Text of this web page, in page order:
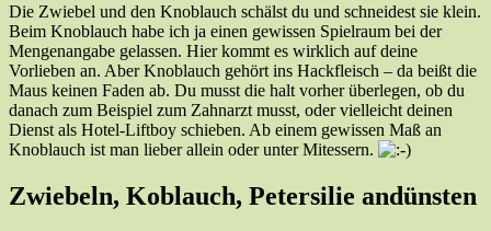
Die Zwiebel und den Knoblauch schälst du und schneidest sie klein.
Beim Knoblauch habe ich ja einen gewissen Spielraum bei der
Mengenangabe gelassen. Hier kommt es wirklich auf deine
Vorlieben an. Aber Knoblauch gehört ins Hackfleisch – da beißt die
Maus keinen Faden ab. Du musst die halt vorher überlegen, ob du
danach zum Beispiel zum Zahnarzt musst, oder vielleicht deinen
Dienst als Hotel-Liftboy schieben. Ab einem gewissen Maß an
Knoblauch ist man lieber allein oder unter Mitessern.
Zwiebeln, Koblauch, Petersilie andünsten